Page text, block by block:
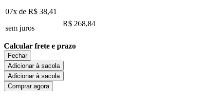
07x de R$ 38,41
sem juros
R$ 268,84
Calcular frete e prazo
Fechar
Adicionar à sacola
Adicionar à sacola
Comprar agora